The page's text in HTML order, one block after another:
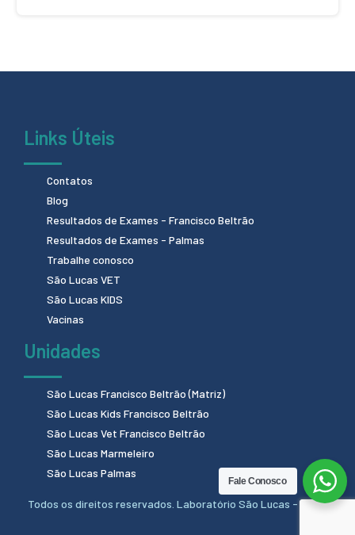
Links Úteis
Contatos
Blog
Resultados de Exames - Francisco Beltrão
Resultados de Exames - Palmas
Trabalhe conosco
São Lucas VET
São Lucas KIDS
Vacinas
Unidades
São Lucas Francisco Beltrão (Matriz)
São Lucas Kids Francisco Beltrão
São Lucas Vet Francisco Beltrão
São Lucas Marmeleiro
São Lucas Palmas
Todos os direitos reservados. Laboratório São Lucas - 2024.
Fale Conosco